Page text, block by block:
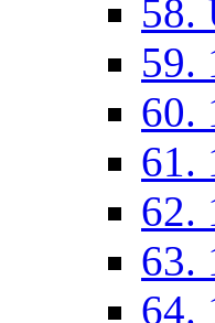
58.
59.
60.
61.
62.
63.
64.